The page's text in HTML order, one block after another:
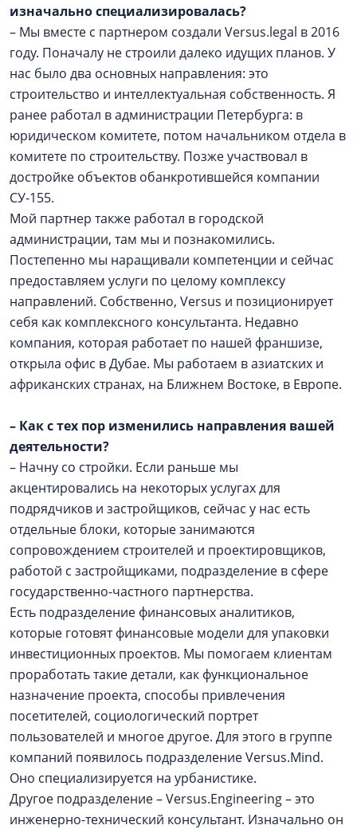
изначально специализировалась?
– Мы вместе с партнером создали Versus.legal в 2016
году. Поначалу не строили далеко идущих планов. У
нас было два основных направления: это
строительство и интеллектуальная собственность. Я
ранее работал в администрации Петербурга: в
юридическом комитете, потом начальником отдела в
комитете по строительству. Позже участвовал в
достройке объектов обанкротившейся компании
СУ-155.
Мой партнер также работал в городской
администрации, там мы и познакомились.
Постепенно мы наращивали компетенции и сейчас
предоставляем услуги по целому комплексу
направлений. Собственно, Versus и позиционирует
себя как комплексного консультанта. Недавно
компания, которая работает по нашей франшизе,
открыла офис в Дубае. Мы работаем в азиатских и
африканских странах, на Ближнем Востоке, в Европе.
– Как с тех пор изменились направления вашей
деятельности?
– Начну со стройки. Если раньше мы
акцентировались на некоторых услугах для
подрядчиков и застройщиков, сейчас у нас есть
отдельные блоки, которые занимаются
сопровождением строителей и проектировщиков,
работой с застройщиками, подразделение в сфере
государственно-частного партнерства.
Есть подразделение финансовых аналитиков,
которые готовят финансовые модели для упаковки
инвестиционных проектов. Мы помогаем клиентам
проработать такие детали, как функциональное
назначение проекта, способы привлечения
посетителей, социологический портрет
пользователей и многое другое. Для этого в группе
компаний появилось подразделение Versus.Mind.
Оно специализируется на урбанистике.
Другое подразделение – Versus.Engineering – это
инженерно-технический консультант. Изначально он